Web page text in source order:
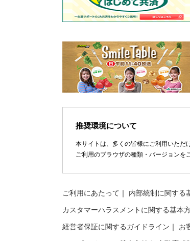
推奨環境について
本サイトは、多くの皆様にご利用いただ
ご利用のブラウザの種類・バージョンを
ご利用にあたって 内部統制に関する
カスタマーハラスメントに関する基本
経営者保証に関するガイドライン お